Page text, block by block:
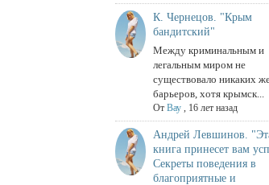
К. Чернецов. "Крым
бандитский"
Между криминальным и
легальным миром не
существовало никаких
барьеров, хотя крымск...
ОтВау , 16 лет назад
Андрей Левшинов.
книга принесет вам
Секреты поведения в
благоприятные и